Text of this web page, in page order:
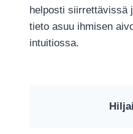
helposti siirrettävissä
tieto asuu ihmisen
intuitiossa.